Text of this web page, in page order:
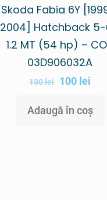
Skoda Fabia 6Y
2004] Hatchback
1.2 MT (54 hp) –
03D906032A
130lei 100 lei
Adaugă în coș